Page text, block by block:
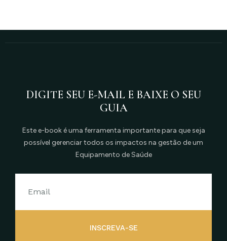
DIGITE SEU E-MAIL E BAIXE O SEU
GUIA
Este e-book é uma ferramenta importante para que seja
possível gerenciar todos os impactos na gestão de um
Equipamento de Saúde
INSCREVA-SE